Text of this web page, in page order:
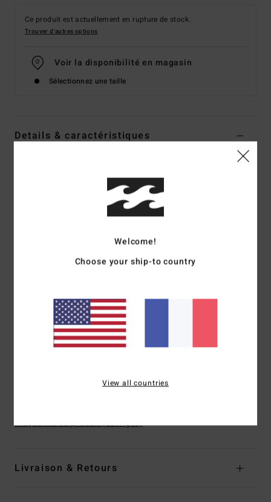
Ce produit est actuellement en rupture de stock.
Trouver d'autres options
Voir la disponibilité en magasin
Sélectionnez une taille
Details & caractéristiques
Code couleur
collection Wave Haze
coupe Relaxed fit
Manches :manches longues
Fermeture :fermeture par demi-zip
Poches :Poches à la taille
Logo :barre en métal
Traçabilité du produit (Loi Agec)
Livraison & Retours
Welcome!
Choose your ship-to country
View all countries